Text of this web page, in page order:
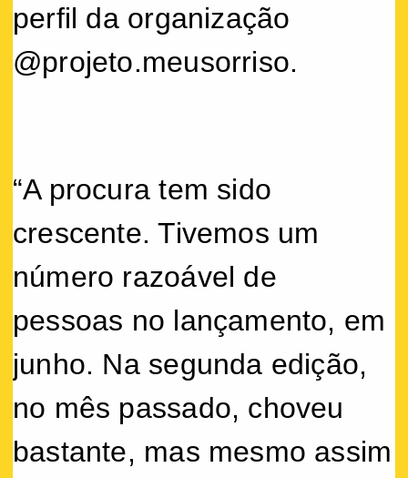
perfil da organização
@projeto.meusorriso.
“A procura tem sido
crescente. Tivemos um
número razoável de
pessoas no lançamento, em
junho. Na segunda edição,
no mês passado, choveu
bastante, mas mesmo assim